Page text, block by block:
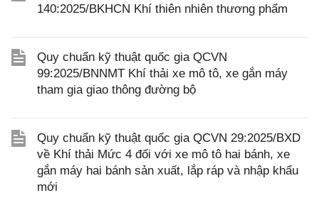
140:2025/BKHCN Khí thiên nhiên thương phẩm
Quy chuẩn kỹ thuật quốc gia QCVN
99:2025/BNNMT Khí thải xe mô tô, xe gắn máy
tham gia giao thông đường bộ
Quy chuẩn kỹ thuật quốc gia QCVN 29:2025/BXD
về Khí thải Mức 4 đối với xe mô tô hai bánh, xe
gắn máy hai bánh sản xuất, lắp ráp và nhập khẩu
mới